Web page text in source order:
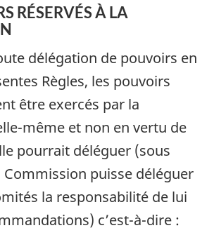
RÉSERVÉS À LA
délégation de pouvoirs en
Règles, les pouvoirs
être exercés par la
même et non en vertu de
pourrait déléguer (sous
Commission puisse déléguer
la responsabilité de lui
c’est-à-dire :